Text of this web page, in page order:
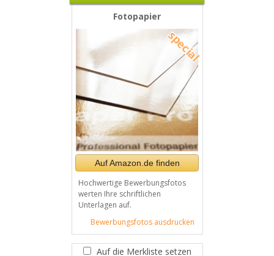
Fotopapier
Auf Amazon.de finden
Hochwertige Bewerbungsfotos
werten Ihre schriftlichen
Unterlagen auf.
Bewerbungsfotos ausdrucken
Auf die Merkliste setzen